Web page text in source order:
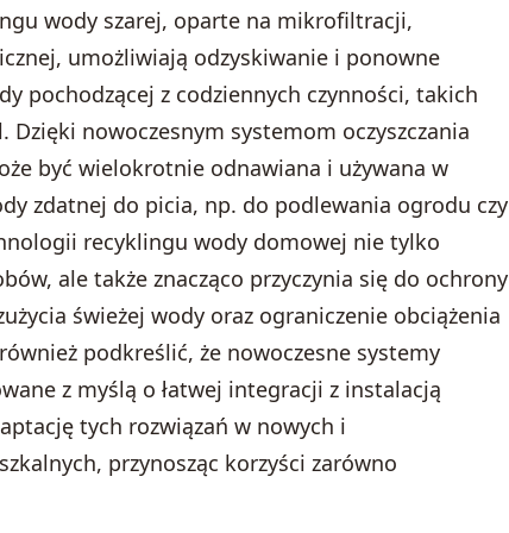
wody szarej, oparte na mikrofiltracji,
umożliwiają odzyskiwanie i ponowne
pochodzącej z codziennych czynności, takich
Dzięki nowoczesnym systemom oczyszczania
być wielokrotnie odnawiana i używana w
zdatnej do picia, np. do podlewania ogrodu czy
recyklingu wody domowej nie tylko
ale także znacząco przyczynia się do ochrony
świeżej wody oraz ograniczenie obciążenia
podkreślić, że nowoczesne systemy
z myślą o łatwej integracji z instalacją
tych rozwiązań w nowych i
przynosząc korzyści zarówno